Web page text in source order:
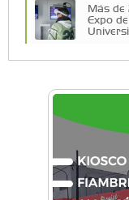
Más
Expo
De
vecino
Dr.
no